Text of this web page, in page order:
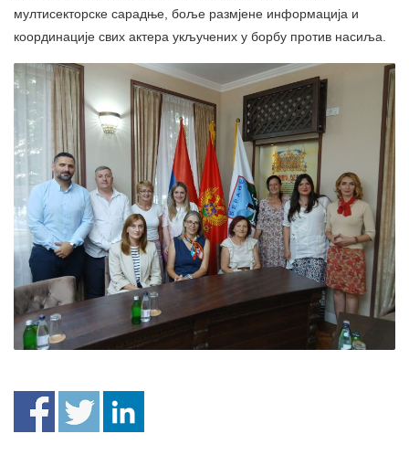
мултисекторске сарадње, боље размјене информација и
координације свих актера укључених у борбу против насиља.